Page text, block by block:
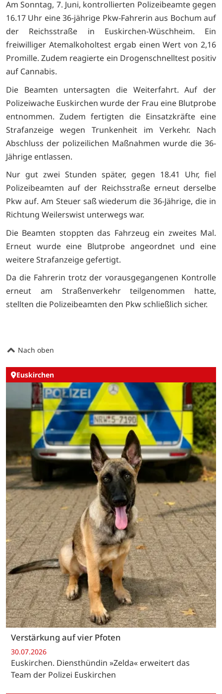
Am Sonntag, 7. Juni, kontrollierten Polizeibeamte gegen
16.17 Uhr eine 36-jährige Pkw-Fahrerin aus Bochum auf
der Reichsstraße in Euskirchen-Wüschheim. Ein
freiwilliger Atemalkoholtest ergab einen Wert von 2,16
Promille. Zudem reagierte ein Drogenschnelltest positiv
auf Cannabis.
Die Beamten untersagten die Weiterfahrt. Auf der
Polizeiwache Euskirchen wurde der Frau eine Blutprobe
entnommen. Zudem fertigten die Einsatzkräfte eine
Strafanzeige wegen Trunkenheit im Verkehr. Nach
Abschluss der polizeilichen Maßnahmen wurde die 36-
Jährige entlassen.
Nur gut zwei Stunden später, gegen 18.41 Uhr, fiel
Polizeibeamten auf der Reichsstraße erneut derselbe
Pkw auf. Am Steuer saß wiederum die 36-Jährige, die in
Richtung Weilerswist unterwegs war.
Die Beamten stoppten das Fahrzeug ein zweites Mal.
Erneut wurde eine Blutprobe angeordnet und eine
weitere Strafanzeige gefertigt.
Da die Fahrerin trotz der vorausgegangenen Kontrolle
erneut am Straßenverkehr teilgenommen hatte,
stellten die Polizeibeamten den Pkw schließlich sicher.
Nach oben
Euskirchen
Verstärkung auf vier Pfoten
30.07.2026
Euskirchen. Diensthündin »Zelda« erweitert das
Team der Polizei Euskirchen